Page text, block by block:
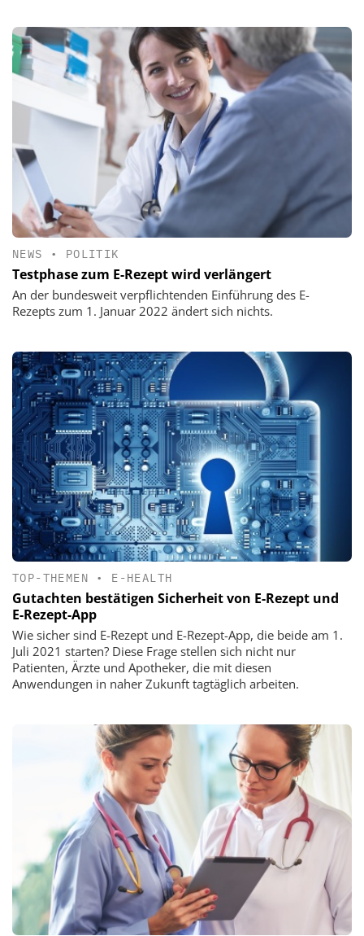
NEWS • POLITIK
Testphase zum E-Rezept wird verlängert
An der bundesweit verpflichtenden Einführung des E-
Rezepts zum 1. Januar 2022 ändert sich nichts.
TOP-THEMEN • E-HEALTH
Gutachten bestätigen Sicherheit von E-Rezept und
E-Rezept-App
Wie sicher sind E-Rezept und E-Rezept-App, die beide am 1.
Juli 2021 starten? Diese Frage stellen sich nicht nur
Patienten, Ärzte und Apotheker, die mit diesen
Anwendungen in naher Zukunft tagtäglich arbeiten.